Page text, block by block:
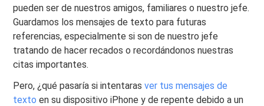
pueden ser de nuestros amigos, familiares o nuestro jefe.
Guardamos los mensajes de texto para futuras
referencias, especialmente si son de nuestro jefe
tratando de hacer recados o recordándonos nuestras
citas importantes.
Pero, ¿qué pasaría si intentarasver tus mensajes de
texto en su dispositivo iPhone y de repente debido a un